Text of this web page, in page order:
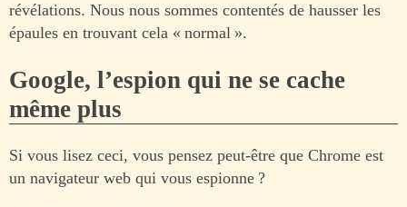
révélations. Nous nous sommes contentés de hausser les
épaules en trouvant cela « normal ».
Google, l’espion qui ne se cache
même plus
Si vous lisez ceci, vous pensez peut-être que Chrome est
un navigateur web qui vous espionne ?